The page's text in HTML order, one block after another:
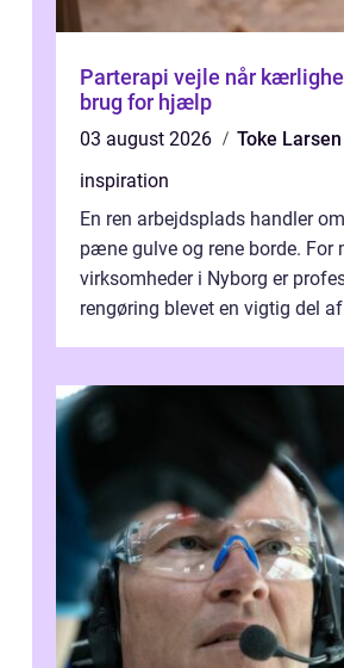
Parterapi vejle når kærligheden har
brug for hjælp
03 august 2026
Toke Larsen
inspiration
En ren arbejdsplads handler
pæne gulve og rene borde. For
virksomheder i Nyborg er
rengøring blevet en vigtig del